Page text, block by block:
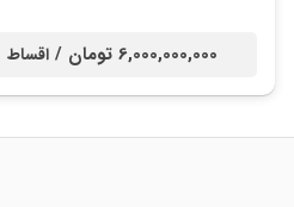
6,000,000,000 تومان / اقساط